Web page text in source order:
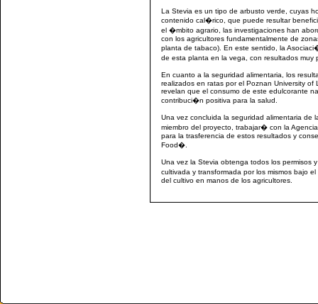
La Stevia es un tipo de arbusto verde, cuyas
contenido cal�rico, que puede resultar
el �mbito agrario, las investigaciones han
con los agricultores fundamentalmente de
planta de tabaco). En este sentido, la
de esta planta en la vega, con resultados
En cuanto a la seguridad alimentaria, los
realizados en ratas por el Poznan University
revelan que el consumo de este edulcorante
contribuci�n positiva para la salud.
Una vez concluida la seguridad alimentaria
miembro del proyecto, trabajar� con la
para la trasferencia de estos resultados y
Food�.
Una vez la Stevia obtenga todos los permisos
cultivada y transformada por los mismos bajo
del cultivo en manos de los agricultores.